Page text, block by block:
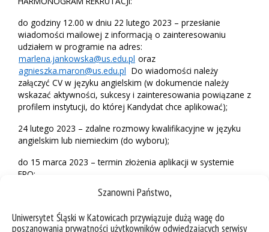
Szanowni Państwo,
Uniwersytet Śląski w Katowicach przywiązuje dużą wagę do
poszanowania prywatności użytkowników odwiedzających serwisy
do godziny 12.00 w dniu 22 lutego 2023 – przesłanie
wiadomości mailowej z informacją o zainteresowaniu
udziałem w programie na adres:
marlena.jankowska@us.edu.pl oraz
agnieszka.maron@us.edu.pl Do wiadomości należy
załączyć CV w języku angielskim (w dokumencie należy
wskazać aktywności, sukcesy i zainteresowania powiązane z
profilem instytucji, do której Kandydat chce aplikować);
24 lutego 2023 – zdalne rozmowy kwalifikacyjne w języku
angielskim lub niemieckim (do wyboru);
do 15 marca 2023 – termin złożenia aplikacji w systemie
EPO;
do 31 marca 2023 – termin złożenia aplikacji w systemie
lipiec 2023 – ogłoszenie przez EUIPO listy stażystów.